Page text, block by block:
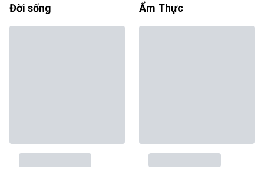
Đời sống Ẩm Thực